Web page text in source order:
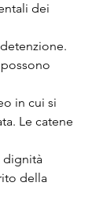
dei
in cui si
Le catene
dignità
della